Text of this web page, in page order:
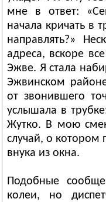
мне в ответ:
начала кричать в
направлять?»
адреса, вскоре
Эжве. Я стала
Эжвинском
от звонившего
услышала в
Жутко. В мою
случай, о котором
внука из окна.
Подобные
колеи, но